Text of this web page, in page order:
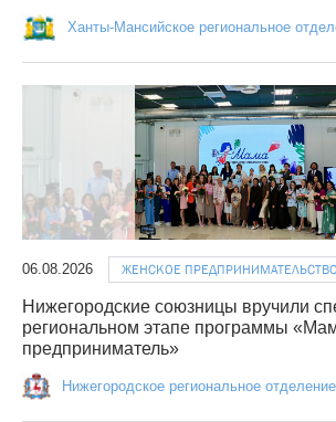
Ханты-Мансийское региональное
06.08.2026 ЖЕНСКОЕ ПРЕДПРИНИМАТЕЛЬСТВО
Нижегородские союзницы вручили
региональном этапе программы
предприниматель»
Нижегородское региональное